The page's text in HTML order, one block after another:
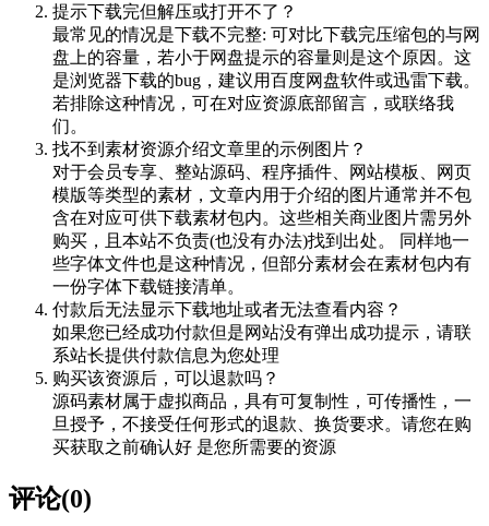
提示下载完但解压或打开不了？
最常见的情况是下载不完整: 可对比下载完压缩包的与网
盘上的容量，若小于网盘提示的容量则是这个原因。这
是浏览器下载的bug，建议用百度网盘软件或迅雷下载。
若排除这种情况，可在对应资源底部留言，或联络我
们。
找不到素材资源介绍文章里的示例图片？
对于会员专享、整站源码、程序插件、网站模板、网页
模版等类型的素材，文章内用于介绍的图片通常并不包
含在对应可供下载素材包内。这些相关商业图片需另外
购买，且本站不负责(也没有办法)找到出处。 同样地一
些字体文件也是这种情况，但部分素材会在素材包内有
一份字体下载链接清单。
付款后无法显示下载地址或者无法查看内容？
如果您已经成功付款但是网站没有弹出成功提示，请联
系站长提供付款信息为您处理
购买该资源后，可以退款吗？
源码素材属于虚拟商品，具有可复制性，可传播性，一
旦授予，不接受任何形式的退款、换货要求。请您在购
买获取之前确认好 是您所需要的资源
评论(0)